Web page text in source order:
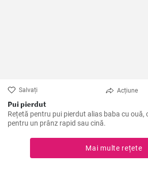
Salvați Acțiune
Pui pierdut
Rețetă pentru pui pierdut alias baba cu ouă,
pentru un prânz rapid sau cină.
Mai multe rețete